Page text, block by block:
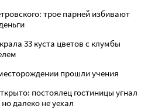
трое парней избивают
33 куста цветов с клумбы
прошли учения
постоялец гостиницы угнал
далеко не уехал